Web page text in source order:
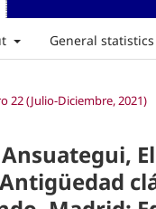
General statistics
22 (Julio-Diciembre, 2021)